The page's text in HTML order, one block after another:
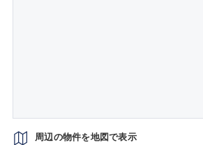
周辺の物件を地図で表示